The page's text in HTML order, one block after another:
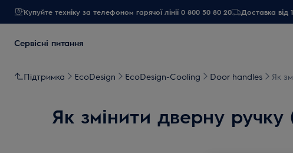
Купуйте техніку за телефоном гарячої лінії 0 800 50 80 20 Доставка від
Сервісні питання
Підтримка EcoDesign EcoDesign-Cooling Door handles Як
Як змінити дверну ручку